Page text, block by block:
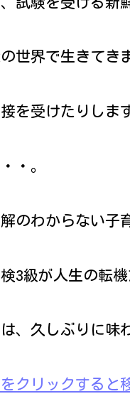
世界で生きてき
を受けたりしま
・。
のわからない子
3級が人生の転機
、久しぶりに味
クリックすると